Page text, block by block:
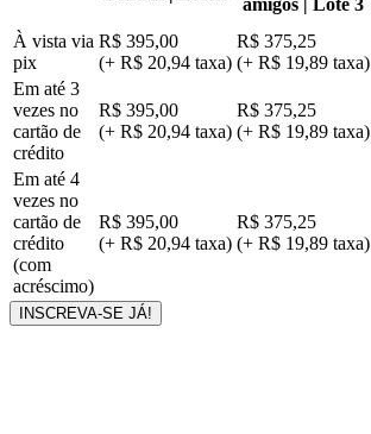
amigos | Lote 3
À vista via
pix
R$ 395,00
(+ R$ 20,94 taxa)
R$ 375,25
(+ R$ 19,89 taxa)
Em até 3
vezes no
cartão de
crédito
R$ 395,00
(+ R$ 20,94 taxa)
R$ 375,25
(+ R$ 19,89 taxa)
Em até 4
vezes no
cartão de
crédito
(com
acréscimo)
R$ 395,00
(+ R$ 20,94 taxa)
R$ 375,25
(+ R$ 19,89 taxa)
INSCREVA-SE JÁ!